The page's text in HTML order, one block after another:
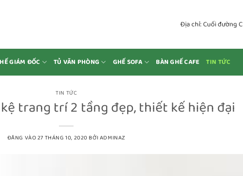
Địa chỉ: Cuối đường
GIÁM ĐỐC TỦ VĂN PHÒNG GHẾ SOFA BÀN GHẾ CAFE TIN TỨC
TIN TỨC
trang trí 2 tầng đẹp, thiết kế hiện đại
ĐĂNG VÀO27 THÁNG 10, 2020 BỞI ADMINAZ